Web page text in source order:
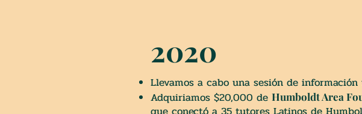
2020
Llevamos a cabo una sesión de
Adquiriamos $20,000 de Humboldt Area